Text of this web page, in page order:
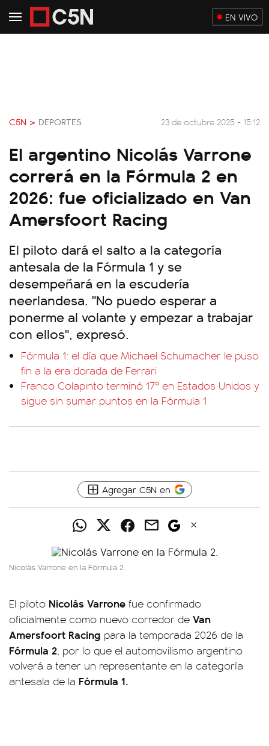
EN VIVO
C5N > DEPORTES 23 de octubre 2025 - 15:12
El argentino Nicolás Varrone
correrá en la Fórmula 2 en
2026: fue oficializado en Van
Amersfoort Racing
El piloto dará el salto a la categoría
antesala de la Fórmula 1 y se
desempeñará en la escudería
neerlandesa. "No puedo esperar a
ponerme al volante y empezar a trabajar
con ellos", expresó.
Fórmula 1: el día que Michael Schumacher le puso
fin a la era dorada de Ferrari
Franco Colapinto terminó 17º en Estados Unidos y
sigue sin sumar puntos en la Fórmula 1
Agregar C5N en
Nicolás Varrone en la Fórmula 2.
El piloto Nicolás Varrone fue confirmado
oficialmente como nuevo corredor de Van
Amersfoort Racing para la temporada 2026 de la
Fórmula 2, por lo que el automovilismo argentino
volverá a tener un representante en la categoría
antesala de la Fórmula 1.